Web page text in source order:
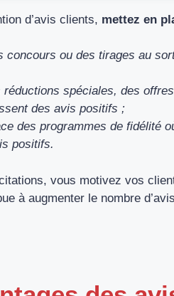
d’avis clients, mettez en
concours ou des tirages au
réductions spéciales, des
des avis positifs ;
des programmes de fidélité
positifs.
vous motivez vos
à augmenter le nombre